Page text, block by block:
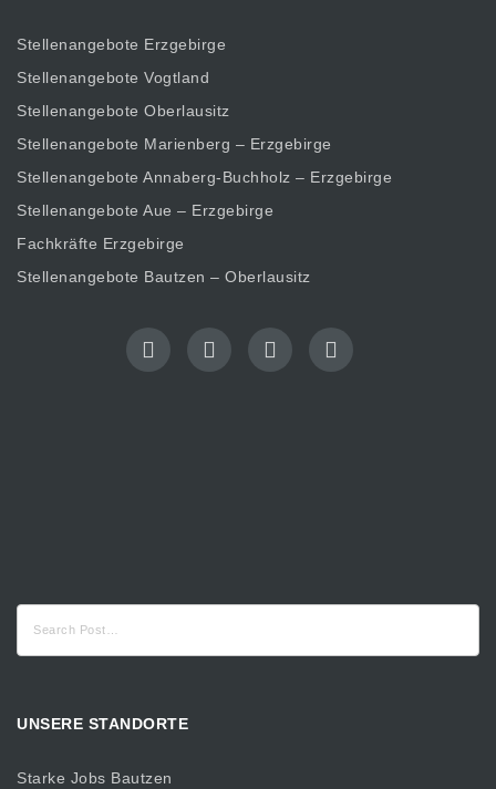
Stellenangebote Erzgebirge
Stellenangebote Vogtland
Stellenangebote Oberlausitz
Stellenangebote Marienberg – Erzgebirge
Stellenangebote Annaberg-Buchholz – Erzgebirge
Stellenangebote Aue – Erzgebirge
Fachkräfte Erzgebirge
Stellenangebote Bautzen – Oberlausitz
nach:
UNSERE STANDORTE
Starke Jobs Bautzen